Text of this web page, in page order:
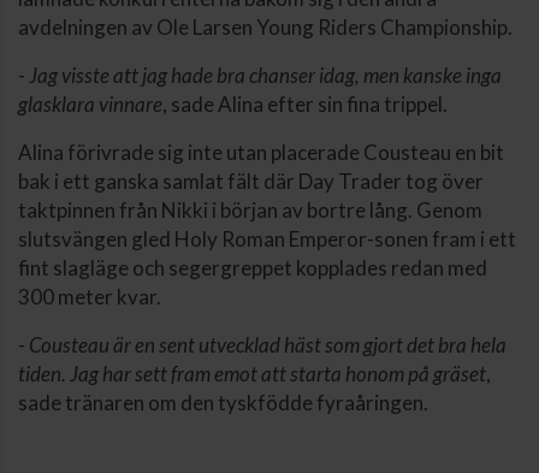
avdelningen av Ole Larsen Young Riders Championship.
-Jag visste att jag hade bra chanser idag, men kanske inga
glasklara vinnare, sade Alina efter sin fina trippel.
Alina förivrade sig inte utan placerade Cousteau en bit
bak i ett ganska samlat fält där Day Trader tog över
taktpinnen från Nikki i början av bortre lång. Genom
slutsvängen gled Holy Roman Emperor-sonen fram i ett
fint slagläge och segergreppet kopplades redan med
300 meter kvar.
- Cousteau är en sent utvecklad häst som gjort det bra hela
tiden. Jag har sett fram emot att starta honom på gräset,
sade tränaren om den tyskfödde fyraåringen.